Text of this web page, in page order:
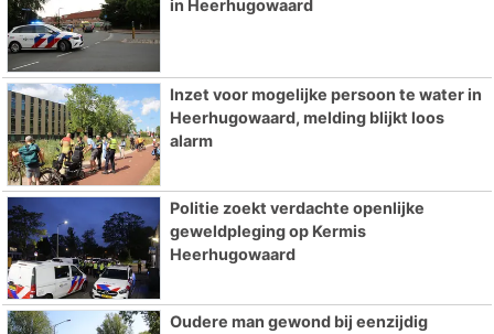
in Heerhugowaard
Inzet voor mogelijke persoon te water in
Heerhugowaard, melding blijkt loos
alarm
Politie zoekt verdachte openlijke
geweldpleging op Kermis
Heerhugowaard
Oudere man gewond bij eenzijdig